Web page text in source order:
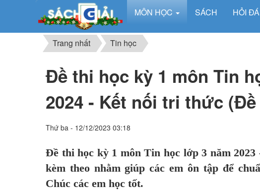
MÔN HỌC SÁCH HỎI
Trang nhất Tin học
Đề thi học kỳ 1 môn Tin
2024 - Kết nối tri thức (Đề
Thứ ba - 12/12/2023 03:18
Đề thi học kỳ 1 môn Tin học lớp 3 năm
kèm theo nhằm giúp các em ôn tập để
Chúc các em học tốt.